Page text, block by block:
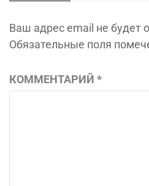
Ваш адрес email не будет
Обязательные поля
КОММЕНТАРИЙ *